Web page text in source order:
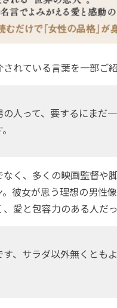
れている言葉を一部ご紹
の人って、要するにまだ
く、多くの映画監督や
。彼女が思う理想の男性
愛と包容力のある人だっ
す、サラダ以外無くとも